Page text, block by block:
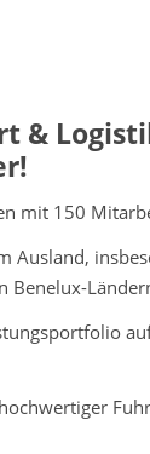
&
mit 150
Ausland,
Benelux-